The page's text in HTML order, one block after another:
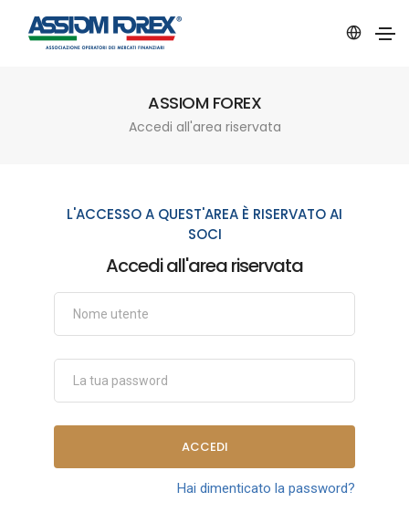
ASSIOM FOREX
Accedi all'area riservata
L'ACCESSO A QUEST'AREA È RISERVATO AI
SOCI
Accedi all'area riservata
ACCEDI
Hai dimenticato la password?